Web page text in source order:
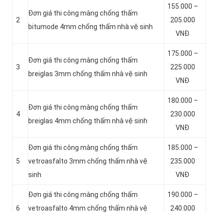
2
Đơn giá thi công màng chống thấm
bitumode 4mm chống thấm nhà vệ sinh
155.000 –
205.000
VNĐ
3
Đơn giá thi công màng chống thấm
breiglas 3mm chống thấm nhà vệ sinh
175.000 –
225.000
VNĐ
4
Đơn giá thi công màng chống thấm
breiglas 4mm chống thấm nhà vệ sinh
180.000 –
230.000
VNĐ
5
Đơn giá thi công màng chống thấm
vetroasfalto 3mm chống thấm nhà vệ
sinh
185.000 –
235.000
VNĐ
6
Đơn giá thi công màng chống thấm
vetroasfalto 4mm chống thấm nhà vệ
190.000 –
240.000